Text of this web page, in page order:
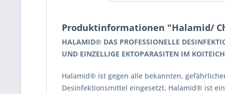
Produktinformationen "Halamid/
HALAMID® DAS PROFESSIONELLE
UND EINZELLIGE EKTOPARASITEN IM KOITEICH
Halamid® ist gegen alle bekannten,
Desinfektionsmittel eingesetzt. Halamid® ist